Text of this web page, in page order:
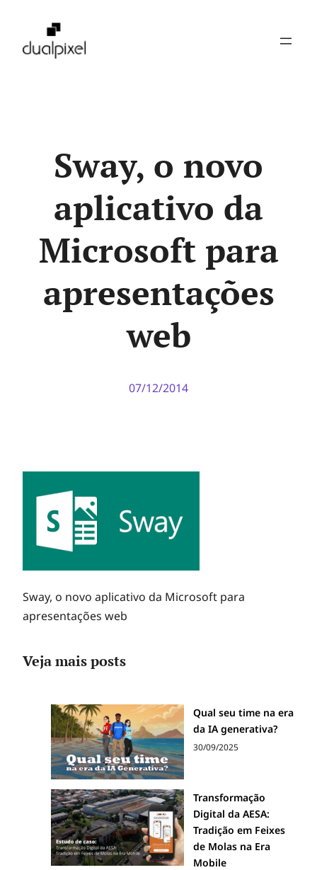
Sway, o novo
aplicativo da
Microsoft para
apresentações
web
07/12/2014
Sway, o novo aplicativo da Microsoft para
apresentações web
Veja mais posts
Qual seu time na era
da IA generativa?
30/09/2025
Transformação
Digital da AESA:
Tradição em Feixes
de Molas na Era
Mobile